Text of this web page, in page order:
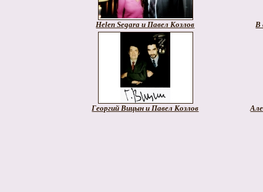
Helen Segara и Павел Козлов В
Георгий Вицын и Павел Козлов